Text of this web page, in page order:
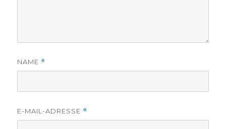
NAME *
E-MAIL-ADRESSE *